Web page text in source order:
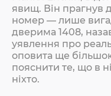
явищ. Він прагнув
номер — лише
дверима 1408,
уявлення про
оповита ще
пояснити те, що в
ніхто.